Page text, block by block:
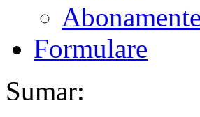
Abonamente
Formulare
Sumar: